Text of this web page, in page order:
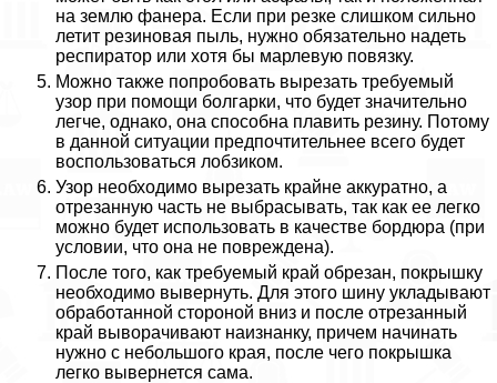
на землю фанера. Если при резке слишком сильно
летит резиновая пыль, нужно обязательно надеть
респиратор или хотя бы марлевую повязку.
Можно также попробовать вырезать требуемый
узор при помощи болгарки, что будет значительно
легче, однако, она способна плавить резину. Потому
в данной ситуации предпочтительнее всего будет
воспользоваться лобзиком.
Узор необходимо вырезать крайне аккуратно, а
отрезанную часть не выбрасывать, так как ее легко
можно будет использовать в качестве бордюра (при
условии, что она не повреждена).
После того, как требуемый край обрезан, покрышку
необходимо вывернуть. Для этого шину укладывают
обработанной стороной вниз и после отрезанный
край выворачивают наизнанку, причем начинать
нужно с небольшого края, после чего покрышка
легко вывернется сама.